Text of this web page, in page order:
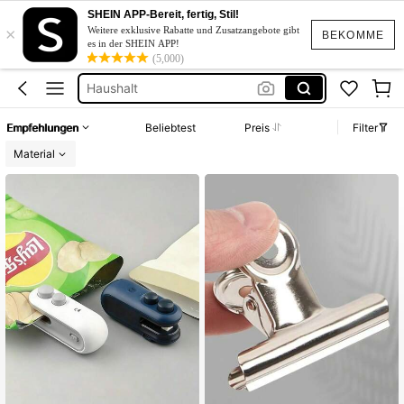
BEKOMME
×
SHEIN APP-Bereit, fertig, Stil!
Weitere exklusive Rabatte und Zusatzangebote gibt
es in der SHEIN APP!
(5,000)
Küche
Küche Zubehör
Haushalt
Home
Empfehlungen Beliebtest Preis
Filter
Material